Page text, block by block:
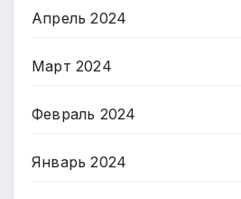
Апрель 2024
Март 2024
Февраль 2024
Январь 2024